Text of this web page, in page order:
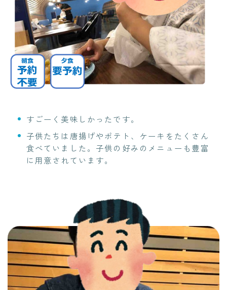
すごーく美味しかったです。
子供たちは唐揚げやポテト、ケーキをたくさん
食べていました。子供の好みのメニューも豊富
に用意されています。